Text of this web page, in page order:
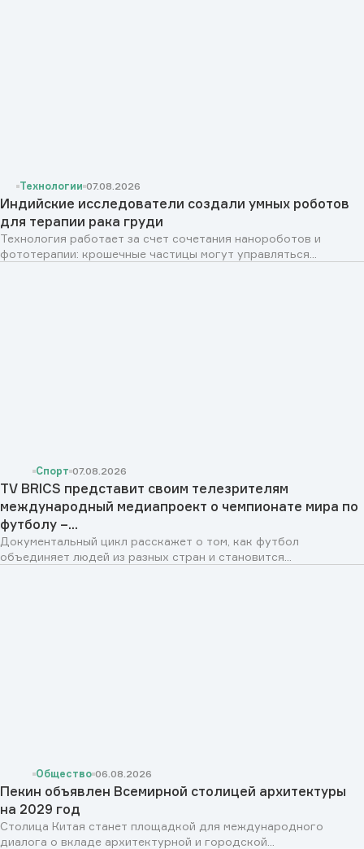
Технологии 07.08.2026
Индийские исследователи создали умных роботов
для терапии рака груди
Технология работает за счет сочетания нанороботов и
фототерапии: крошечные частицы могут управляться...
Спорт 07.08.2026
TV BRICS представит своим телезрителям
международный медиапроект о чемпионате мира по
футболу –...
Документальный цикл расскажет о том, как футбол
объединяет людей из разных стран и становится...
Общество 06.08.2026
Пекин объявлен Всемирной столицей архитектуры
на 2029 год
Столица Китая станет площадкой для международного
диалога о вкладе архитектурной и городской...